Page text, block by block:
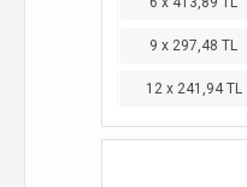
9 x 297,48 TL
12 x 241,94 TL